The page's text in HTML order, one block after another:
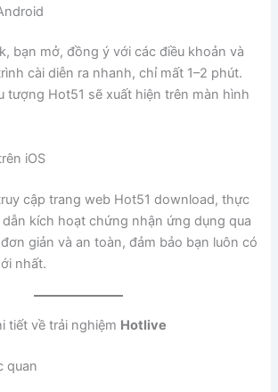
bạn mở, đồng ý với các điều khoản và
cài diễn ra nhanh, chỉ mất 1–2 phút.
tượng Hot51 sẽ xuất hiện trên màn hình
iOS
cập trang web Hot51 download, thực
kích hoạt chứng nhận ứng dụng qua
giản và an toàn, đảm bảo bạn luôn có
nhất.
tiết về trải nghiệm Hotlive
quan